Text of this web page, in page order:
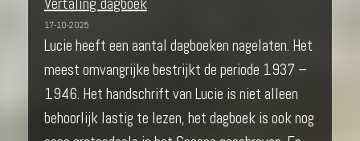
17-10-2025
Lucie heeft een aantal dagboeken nagelaten. Het
meest omvangrijke bestrijkt de periode 1937 –
1946. Het handschrift van Lucie is niet alleen
behoorlijk lastig te lezen, het dagboek is ook nog